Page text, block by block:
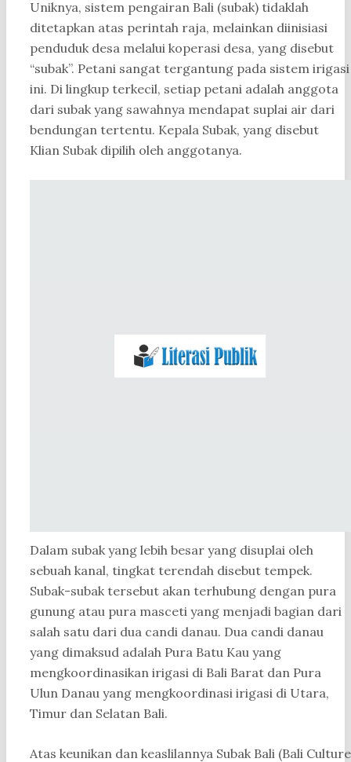
Uniknya, sistem pengairan Bali (subak) tidaklah
ditetapkan atas perintah raja, melainkan diinisiasi
penduduk desa melalui koperasi desa, yang disebut
“subak”. Petani sangat tergantung pada sistem irigasi
ini. Di lingkup terkecil, setiap petani adalah anggota
dari subak yang sawahnya mendapat suplai air dari
bendungan tertentu. Kepala Subak, yang disebut
Klian Subak dipilih oleh anggotanya.
Dalam subak yang lebih besar yang disuplai oleh
sebuah kanal, tingkat terendah disebut tempek.
Subak-subak tersebut akan terhubung dengan pura
gunung atau pura masceti yang menjadi bagian dari
salah satu dari dua candi danau. Dua candi danau
yang dimaksud adalah Pura Batu Kau yang
mengkoordinasikan irigasi di Bali Barat dan Pura
Ulun Danau yang mengkoordinasi irigasi di Utara,
Timur dan Selatan Bali.
Atas keunikan dan keaslilannya Subak Bali (Bali Culture